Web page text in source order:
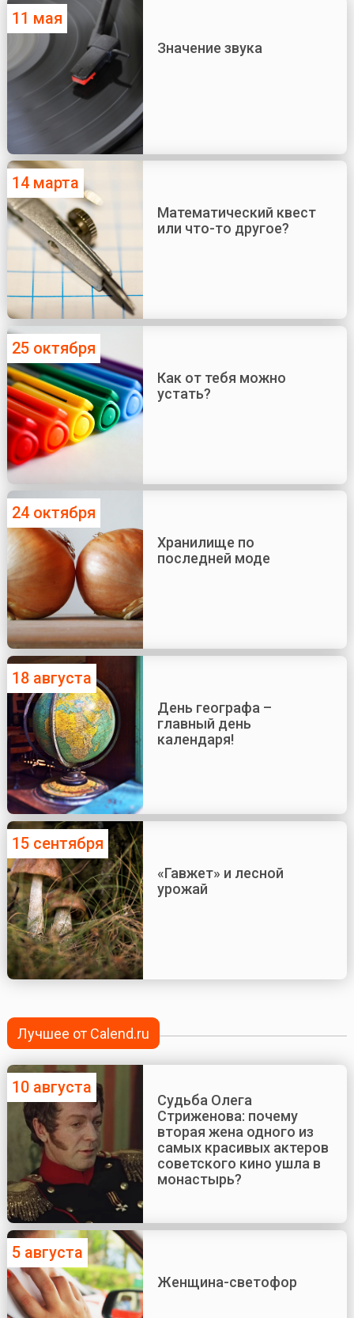
11 мая
Значение звука
14 марта
Математический квест
или что-то другое?
25 октября
Как от тебя можно
устать?
24 октября
Хранилище по
последней моде
18 августа
День географа –
главный день
календаря!
15 сентября
«Гавжет» и лесной
урожай
Лучшее от Calend.ru
10 августа
Судьба Олега
Стриженова: почему
вторая жена одного из
самых красивых актеров
советского кино ушла в
монастырь?
5 августа
Женщина-светофор